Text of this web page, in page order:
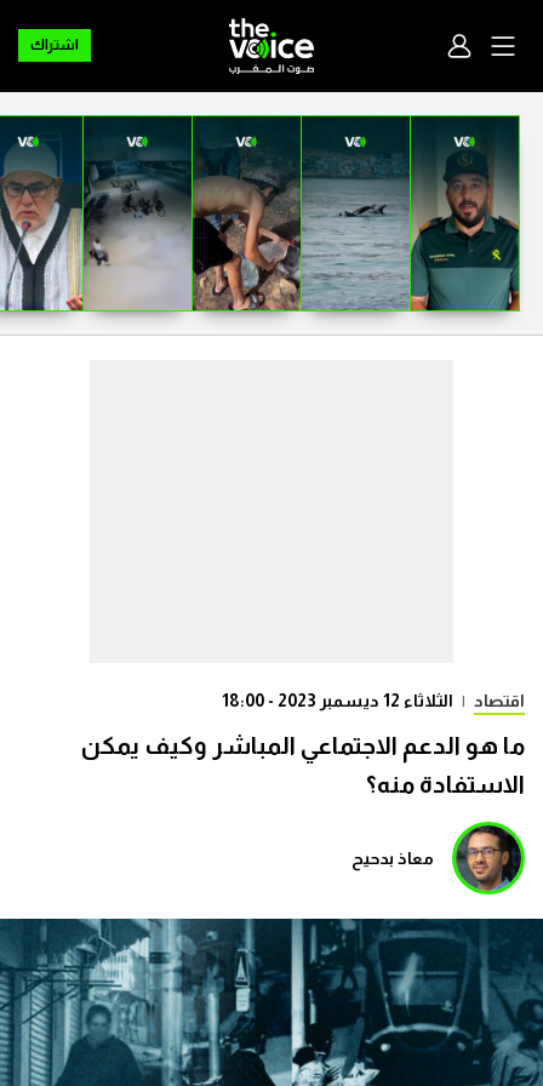
اشتراك
اقتصاد | الثلاثاء 12 ديسمبر 2023 - 18:00
ما هو الدعم الاجتماعي المباشر وكيف يمكن
الاستفادة منه؟
معاذ بدحيح